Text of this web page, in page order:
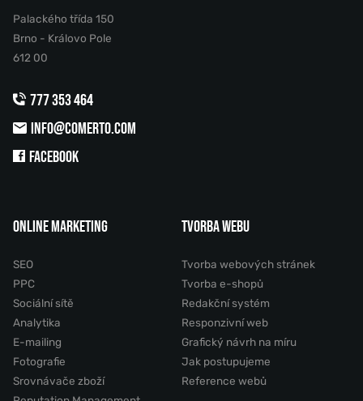
Palackého třída 150
Brno - Královo Pole
612 00
777 353 464
INFO@COMERTO.COM
FACEBOOK
ONLINE MARKETING
SEO
PPC
Sociální sítě
Analytika
E-mailing
Fotografie
Srovnávače zboží
TVORBA WEBU
Tvorba webových stránek
Tvorba e-shopů
Redakční systém
Responzivní web
Grafický návrh na míru
Jak postupujeme
Reference webů